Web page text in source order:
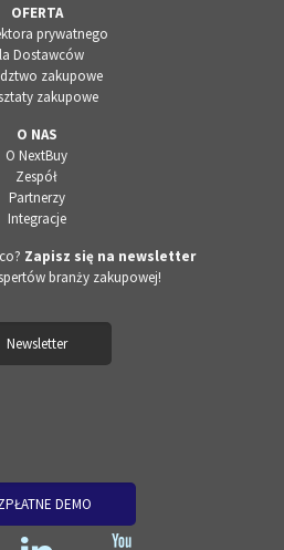
OFERTA
prywatnego
Dostawców
zakupowe
zakupowe
O NAS
O NextBuy
Zespół
Partnerzy
Integracje
Zapisz się na newsletter
branży zakupowej!
Newsletter
DEMO